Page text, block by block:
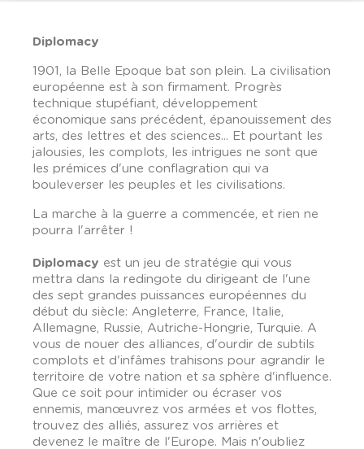
Diplomacy
1901, la Belle Epoque bat son plein. La civilisation
européenne est à son firmament. Progrès
technique stupéfiant, développement
économique sans précédent, épanouissement des
arts, des lettres et des sciences... Et pourtant les
jalousies, les complots, les intrigues ne sont que
les prémices d'une conflagration qui va
bouleverser les peuples et les civilisations.
La marche à la guerre a commencée, et rien ne
pourra l'arrêter !
Diplomacy est un jeu de stratégie qui vous
mettra dans la redingote du dirigeant de l'une
des sept grandes puissances européennes du
début du siècle: Angleterre, France, Italie,
Allemagne, Russie, Autriche-Hongrie, Turquie. A
vous de nouer des alliances, d'ourdir de subtils
complots et d'infâmes trahisons pour agrandir le
territoire de votre nation et sa sphère d'influence.
Que ce soit pour intimider ou écraser vos
ennemis, manœuvrez vos armées et vos flottes,
trouvez des alliés, assurez vos arrières et
devenez le maître de l'Europe. Mais n'oubliez